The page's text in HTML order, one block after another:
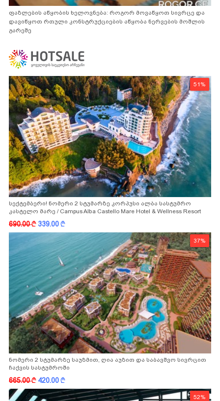
ფაზლების აწყობის ხელოვნება: როგორ მოვაწყოთ სივრცე და
დავიწყოთ რთული კონსტრუქციების აწყობა ნერვების მოშლის
გარეშე
51%
სექტემბერი! ნომერი 2 სტუმარზე კორპუსი ალბა სასტუმრო
კასტელო მარე / Campus Alba Castello Mare Hotel & Wellness Resort
690.00k 339.00k
37%
ნომერი 2 სტუმარზე საუზმით, ღია აუზით და საბავშვო სივრცით
ჩაქვის სასტუმროში
665.00k 420.00k
52%